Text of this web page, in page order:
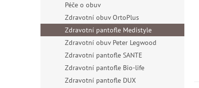
Péče o obuv
Zdravotní obuv OrtoPlus
Zdravotní pantofle Medistyle
Zdravotní obuv Peter Legwood
Zdravotní pantofle SANTE
Zdravotní pantofle Bio-life
Zdravotní pantofle DUX